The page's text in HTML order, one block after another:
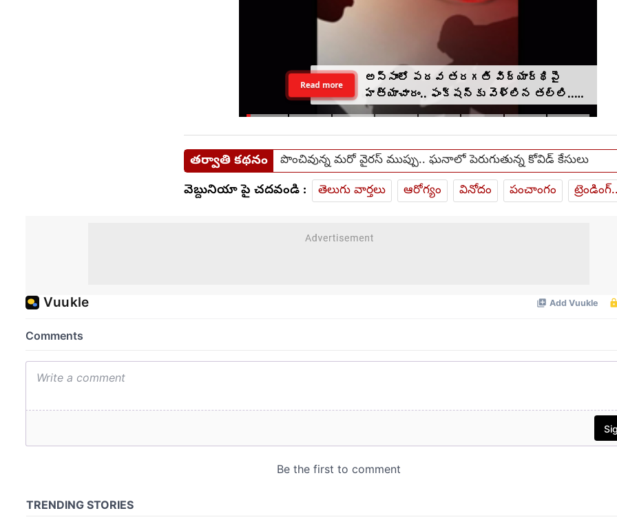
అస్సాంలో పదవ తరగతి విద్యార్థిపై
హత్యాచారం.. ఫంక్షన్‌కు వెళ్లిన తల్లి..
మంచంపై విగతజీవిగా..?
Read more
తర్వాతి కథనం పొంచివున్న మరో వైరస్ ముప్పు.. ఘనాలో పెరుగుతున్న కోవిడ్ కేసులు
వెబ్దునియా పై చదవండి : తెలుగు వార్తలు ఆరోగ్యం వినోదం పంచాంగం